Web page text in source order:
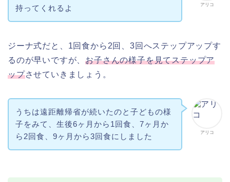
アリコ
持ってくれるよ
ジーナ式だと、1回食から2回、3回へステップアップす
るのが早いですが、お子さんの様子を見てステップア
ップさせていきましょう。
アリコ
うちは遠距離帰省が続いたのと子どもの様
子をみて、生後6ヶ月から1回食、7ヶ月か
ら2回食、9ヶ月から3回食にしました